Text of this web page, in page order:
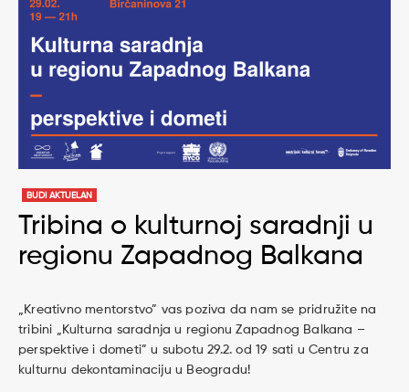
BUDI AKTUELAN
Tribina o kulturnoj saradnji u
regionu Zapadnog Balkana
„Kreativno mentorstvo” vas poziva da nam se pridružite na
tribini „Kulturna saradnja u regionu Zapadnog Balkana –
perspektive i dometi” u subotu 29.2. od 19 sati u Centru za
kulturnu dekontaminaciju u Beogradu!